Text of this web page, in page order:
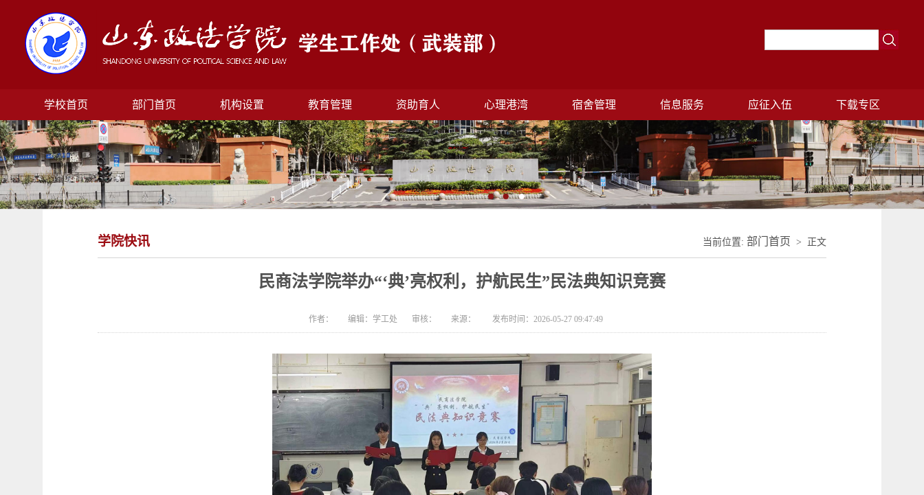
学校首页 部门首页 机构设置 教育管理 资助育人 心理港湾 宿舍管理 信息服务 应征入伍 下载专区
学院快讯 当前位置: 部门首页 > 正文
民商法学院举办“‘典’亮权利，护航民生”民法典知识竞赛
作者： 编辑：学工处 审核： 来源： 发布时间：2026-05-27 09:47:49